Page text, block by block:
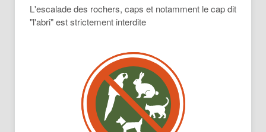
L'escalade des rochers, caps et notamment le cap dit
"l'abri" est strictement interdite